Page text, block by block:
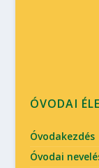
ÓVODAI
Óvodakezdés
Óvodai